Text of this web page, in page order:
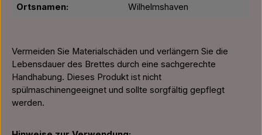
Ortsnamen: Wilhelmshaven
Vermeiden Sie Materialschäden und verlängern Sie die
Lebensdauer des Brettes durch eine sachgerechte
Handhabung. Dieses Produkt ist nicht
spülmaschinengeeignet und sollte sorgfältig gepflegt
werden.